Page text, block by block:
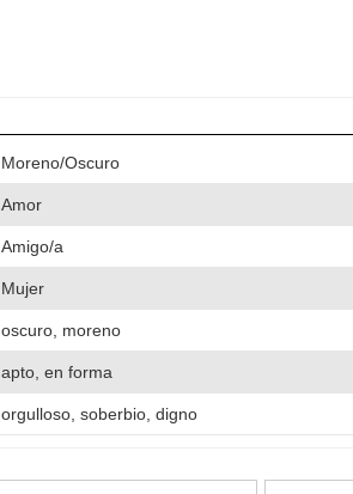
Moreno/Oscuro
Amor
Amigo/a
Mujer
oscuro, moreno
apto, en forma
orgulloso, soberbio, digno